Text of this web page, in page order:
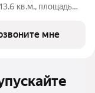
кв.м., площадь
совмещенный
мне